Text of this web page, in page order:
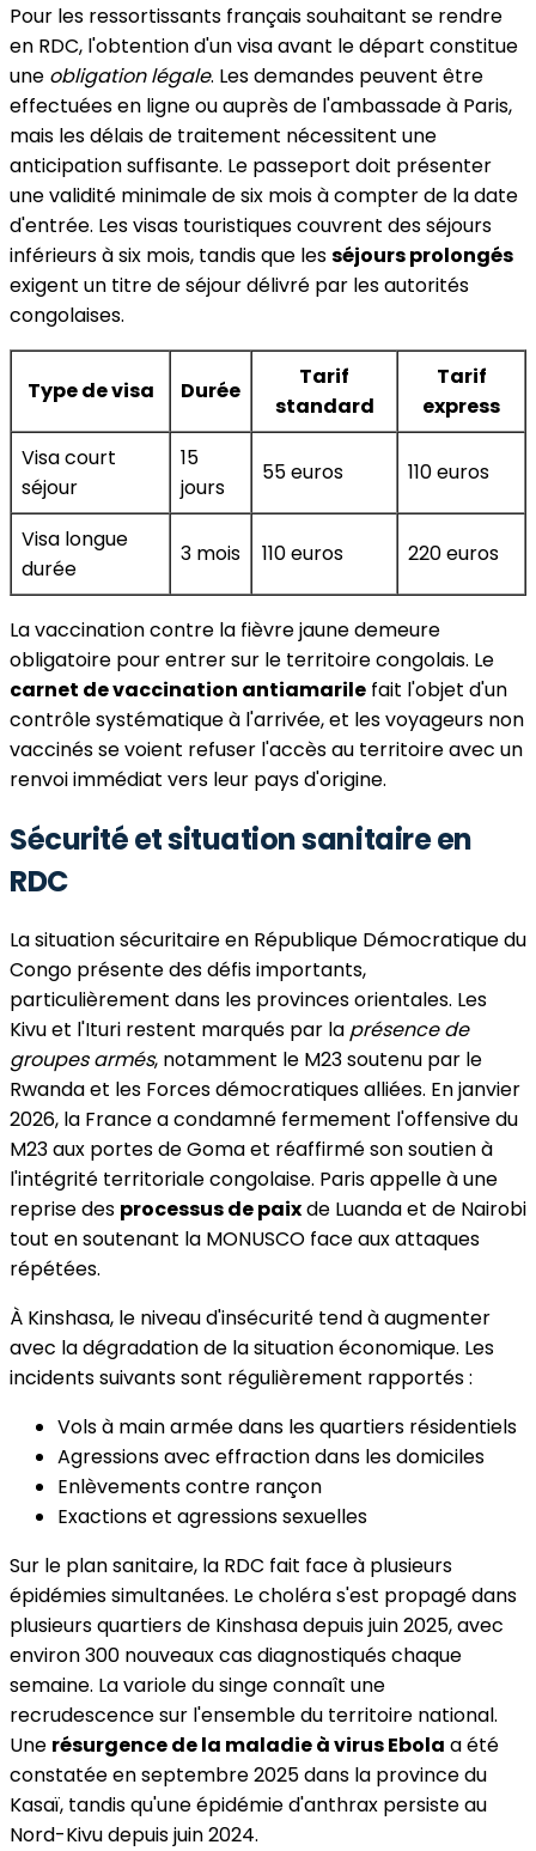
Pour les ressortissants français souhaitant se rendre
en RDC, l'obtention d'un visa avant le départ constitue
une obligation légale. Les demandes peuvent être
effectuées en ligne ou auprès de l'ambassade à Paris,
mais les délais de traitement nécessitent une
anticipation suffisante. Le passeport doit présenter
une validité minimale de six mois à compter de la date
d'entrée. Les visas touristiques couvrent des séjours
inférieurs à six mois, tandis que lesséjours prolongés
exigent un titre de séjour délivré par les autorités
congolaises.
Type de visa Durée
Tarif
standard
Tarif
express
Visa court
séjour
15
jours
55 euros 110 euros
Visa longue
durée
3 mois 110 euros 220 euros
La vaccination contre la fièvre jaune demeure
obligatoire pour entrer sur le territoire congolais. Le
carnet de vaccination antiamarile fait l'objet d'un
contrôle systématique à l'arrivée, et les voyageurs non
vaccinés se voient refuser l'accès au territoire avec un
renvoi immédiat vers leur pays d'origine.
Sécurité et situation sanitaire en
RDC
La situation sécuritaire en République Démocratique du
Congo présente des défis importants,
particulièrement dans les provinces orientales. Les
Kivu et l'Ituri restent marqués par la présence de
groupes armés, notamment le M23 soutenu par le
Rwanda et les Forces démocratiques alliées. En janvier
2026, la France a condamné fermement l'offensive du
M23 aux portes de Goma et réaffirmé son soutien à
l'intégrité territoriale congolaise. Paris appelle à une
reprise des processus de paixde Luanda et de Nairobi
tout en soutenant la MONUSCO face aux attaques
répétées.
À Kinshasa, le niveau d'insécurité tend à augmenter
avec la dégradation de la situation économique. Les
incidents suivants sont régulièrement rapportés :
Vols à main armée dans les quartiers résidentiels
Agressions avec effraction dans les domiciles
Enlèvements contre rançon
Exactions et agressions sexuelles
Sur le plan sanitaire, la RDC fait face à plusieurs
épidémies simultanées. Le choléra s'est propagé dans
plusieurs quartiers de Kinshasa depuis juin 2025, avec
environ 300 nouveaux cas diagnostiqués chaque
semaine. La variole du singe connaît une
recrudescence sur l'ensemble du territoire national.
Une résurgence de la maladie à virus Ebola a été
constatée en septembre 2025 dans la province du
Kasaï, tandis qu'une épidémie d'anthrax persiste au
Nord-Kivu depuis juin 2024.